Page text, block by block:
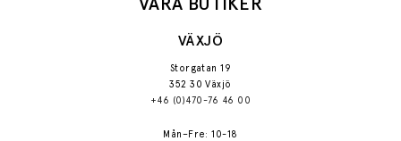
VÄXJÖ
Storgatan 19
352 30 Växjö
+46 (0)470-76 46 00
Mån–Fre: 10-18